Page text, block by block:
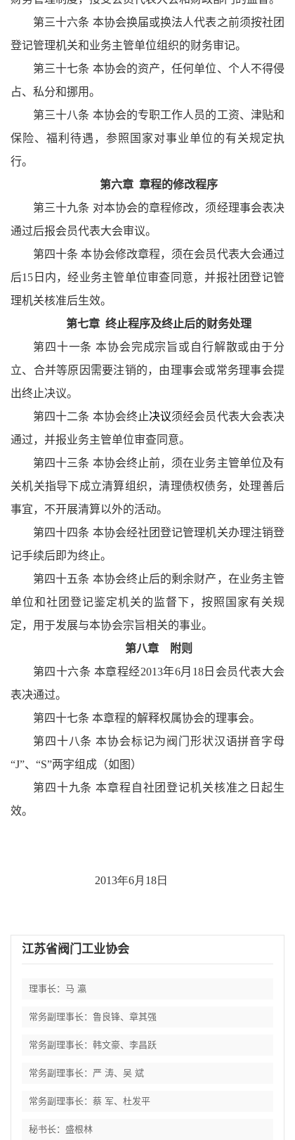
第三十六条 本协会换届或换法人代表之前须按社团
登记管理机关和业务主管单位组织的财务审记。
第三十七条 本协会的资产，任何单位、个人不得侵
占、私分和挪用。
第三十八条 本协会的专职工作人员的工资、津贴和
保险、福利待遇，参照国家对事业单位的有关规定执
行。
第六章 章程的修改程序
第三十九条 对本协会的章程修改，须经理事会表决
通过后报会员代表大会审议。
第四十条 本协会修改章程，须在会员代表大会通过
后15 日内，经业务主管单位审查同意，并报社团登记管
理机关核准后生效。
第七章 终止程序及终止后的财务处理
第四十一条 本协会完成宗旨或自行解散或由于分
立、合并等原因需要注销的，由理事会或常务理事会提
出终止决议。
第四十二条 本协会终止决议须经会员代表大会表决
通过，并报业务主管单位审查同意。
第四十三条 本协会终止前，须在业务主管单位及有
关机关指导下成立清算组织，清理债权债务，处理善后
事宜，不开展清算以外的活动。
第四十四条 本协会经社团登记管理机关办理注销登
记手续后即为终止。
第四十五条 本协会终止后的剩余财产，在业务主管
单位和社团登记鉴定机关的监督下，按照国家有关规
定，用于发展与本协会宗旨相关的事业。
第八章
附则
第四十六条 本章程经2013年6月 18日会员代表大会
表决通过。
第四十七条 本章程的解释权属协会的理事会。
第四十八条 本协会标记为阀门形状汉语拼音字母
“J”、“S”两字组成（如图）
第四十九条 本章程自社团登记机关核准之日起生
效。
2013年6月18日
江苏省阀门工业协会
理事长：马 瀛
常务副理事长：鲁良锋、章其强
常务副理事长：韩文豪、李昌跃
常务副理事长：严 涛、吴 斌
常务副理事长：蔡 军、杜发平
秘书长：盛根林